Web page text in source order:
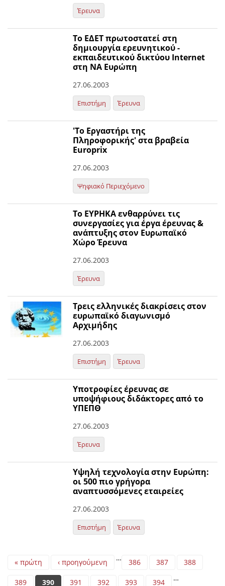
Έρευνα
Το ΕΔΕΤ πρωτοστατεί στη
δημιουργία ερευνητικού -
εκπαιδευτικού δικτύου Internet
στη ΝΑ Ευρώπη
27.06.2003
Επιστήμη Έρευνα
'Το Εργαστήρι της
Πληροφορικής' στα βραβεία
Europrix
27.06.2003
Ψηφιακό Περιεχόμενο
Το ΕΥΡΗΚΑ ενθαρρύνει τις
συνεργασίες για έργα έρευνας &
ανάπτυξης στον Ευρωπαϊκό
Χώρο Έρευνα
27.06.2003
Έρευνα
Τρεις ελληνικές διακρίσεις στον
ευρωπαϊκό διαγωνισμό
Αρχιμήδης
27.06.2003
Επιστήμη Έρευνα
Υποτροφίες έρευνας σε
υποψήφιους διδάκτορες από το
ΥΠΕΠΘ
27.06.2003
Έρευνα
Υψηλή τεχνολογία στην Ευρώπη:
οι 500 πιο γρήγορα
αναπτυσσόμενες εταιρείες
27.06.2003
Επιστήμη Έρευνα
Pages
« πρώτη ‹ προηγούμενη … 386 387 388
389 390 391 392 393 394 …